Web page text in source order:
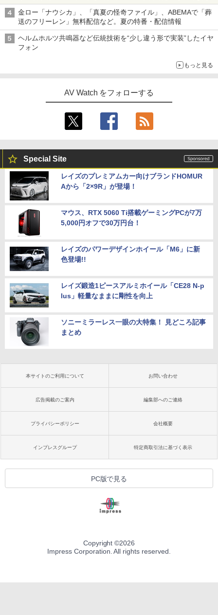
金ロー「ナウシカ」、「真夏の怪奇ファイル」、ABEMAで「葬
送のフリーレン」無料配信など。夏の特番・配信情報
ヘルムホルツ共鳴器など伝統技術を“少し違う形で実装”したイヤ
フォン
もっと見る
AV Watch をフォローする
Special Site
レイズのプレミアムカー向けブランドHOMUR
Aから「2×9R」が登場！
マウス、RTX 5060 Ti搭載ゲーミングPCが7万
5,000円オフで30万円台！
レイズのパワーデザインホイール「M6」に新
色登場!!
レイズ鍛造1ピースアルミホイール「CE28 N-p
lus」軽量なままに剛性を向上
ソニーミラーレス一眼の大特集！ 見どころ記事
まとめ
本サイトのご利用について お問い合わせ
広告掲載のご案内 編集部へのご連絡
プライバシーポリシー 会社概要
インプレスグループ 特定商取引法に基づく表示
PC版で見る
Copyright ©2026
Impress Corporation. All rights reserved.